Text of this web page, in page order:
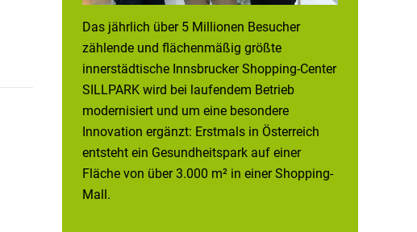
Das jährlich über 5 Millionen Besucher
zählende und flächenmäßig größte
innerstädtische Innsbrucker Shopping-Center
SILLPARK wird bei laufendem Betrieb
modernisiert und um eine besondere
Innovation ergänzt: Erstmals in Österreich
entsteht ein Gesundheitspark auf einer
Fläche von über 3.000 m² in einer Shopping-
Mall.